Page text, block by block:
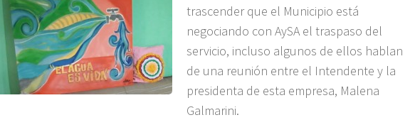
trascender que el Municipio está
negociando con AySA el traspaso del
servicio, incluso algunos de ellos hablan
de una reunión entre el Intendente y la
presidenta de esta empresa, Malena
Galmarini.